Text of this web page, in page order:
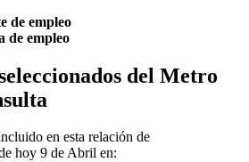
de empleo
de empleo
del Metro
en esta relación de
hoy 9 de Abril en: